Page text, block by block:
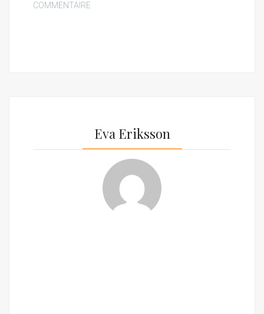
COMMENTAIRE
Eva Eriksson